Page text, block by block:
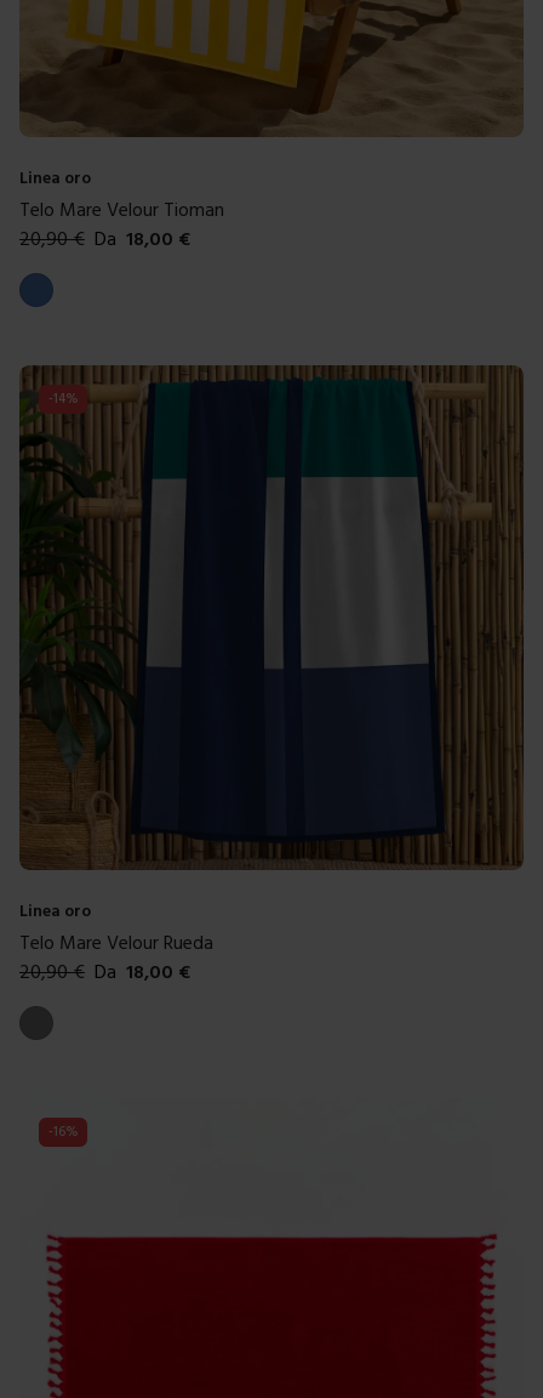
Linea oro
Telo Mare Velour Tioman
20,90€ Da 18,00 €
Colori disponibili
Blue
-14%
Linea oro
Telo Mare Velour Rueda
20,90€ Da 18,00 €
Colori disponibili
Grigio
-16%